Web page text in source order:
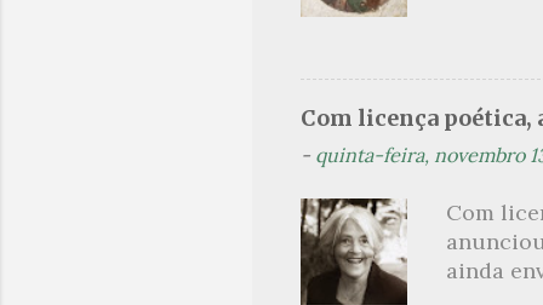
no
maçã
trazes
Com licença poética,
- quinta-feira, novembro
Com
ainda